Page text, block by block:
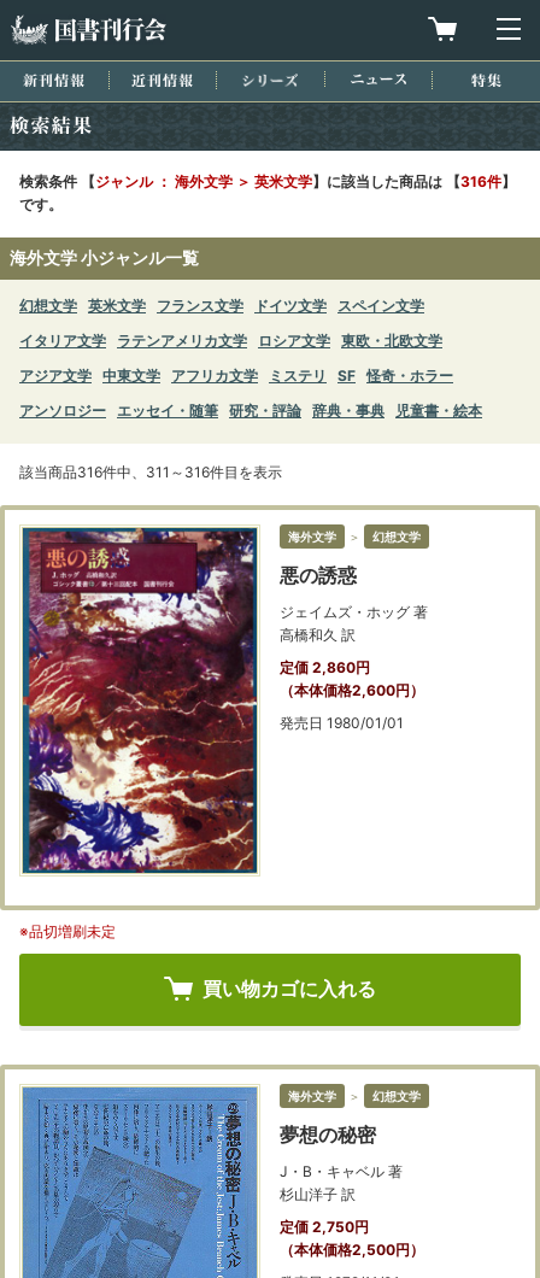
買物カゴを
新刊情報 近刊情報 シリーズ ニュース
検索条件 【ジャンル ： 海外文学 ＞ 英米文学】に該当した商品は 【316件】
です。
海外文学 小ジャンル一覧
幻想文学 英米文学 フランス文学 ドイツ文学
スペイン文学
イタリア文学
ラテンアメリカ文学 ロシア文学 東欧・北欧文学
アジア文学 中東文学 アフリカ文学 ミステリ SF 怪奇・ホラー
アンソロジー
エッセイ・随筆 研究・評論 辞典・事典 児童書・絵本
該当商品316件中、311～316件目を表示
海外文学 ＞ 幻想文学
悪の誘惑
ジェイムズ・ホッグ 著
高橋和久 訳
定価 2,860円
（本体価格2,600円）
発売日 1980/01/01
※品切増刷未定
買い物カゴに入れる
海外文学 ＞ 幻想文学
夢想の秘密
J・B・キャベル 著
杉山洋子 訳
定価 2,750円
（本体価格2,500円）